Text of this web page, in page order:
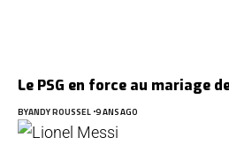
Le PSG en force au mariage
BYANDY ROUSSEL 9 ANS AGO